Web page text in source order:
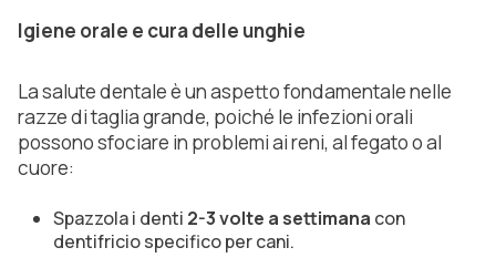
Igiene orale e cura delle unghie
La salute dentale è un aspetto fondamentale nelle
razze di taglia grande, poiché le infezioni orali
possono sfociare in problemi ai reni, al fegato o al
cuore:
Spazzola i denti 2-3 volte a settimana con
dentifricio specifico per cani.